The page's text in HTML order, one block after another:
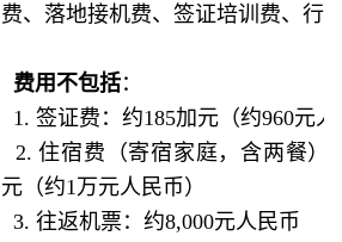
费、落地接机费、签证培训费、行
费用不包括：
1. 签证费：约185加元（约960元
2. 住宿费（寄宿家庭，含两餐）
元（约1万元人民币）
3. 往返机票：约8,000元人民币